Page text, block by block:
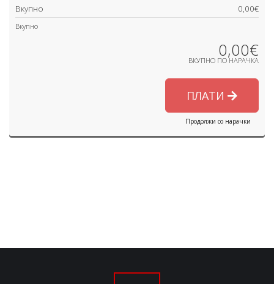
Вкупно 0,00€
Вкупно
0,00€
ВКУПНО ПО НАРАЧКА
ПЛАТИ
Продолжи со нарачки